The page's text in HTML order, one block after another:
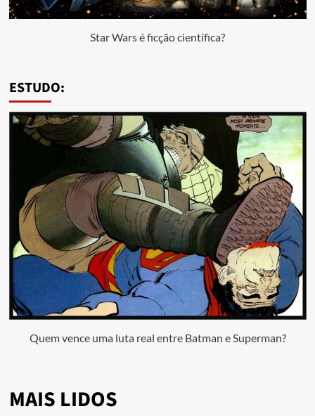
Star Wars é ficção científica?
ESTUDO:
Quem vence uma luta real entre Batman e Superman?
MAIS LIDOS